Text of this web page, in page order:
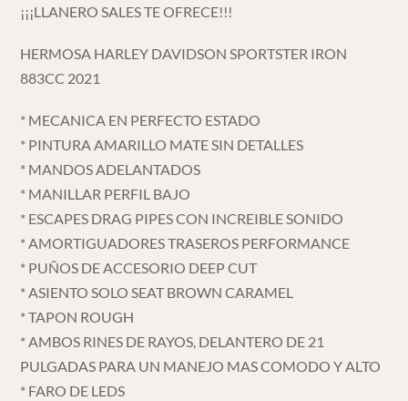
¡¡¡LLANERO SALES TE OFRECE!!!
HERMOSA HARLEY DAVIDSON SPORTSTER IRON
883CC 2021
* MECANICA EN PERFECTO ESTADO
* PINTURA AMARILLO MATE SIN DETALLES
* MANDOS ADELANTADOS
* MANILLAR PERFIL BAJO
* ESCAPES DRAG PIPES CON INCREIBLE SONIDO
* AMORTIGUADORES TRASEROS PERFORMANCE
* PUÑOS DE ACCESORIO DEEP CUT
* ASIENTO SOLO SEAT BROWN CARAMEL
* TAPON ROUGH
* AMBOS RINES DE RAYOS, DELANTERO DE 21
PULGADAS PARA UN MANEJO MAS COMODO Y ALTO
* FARO DE LEDS